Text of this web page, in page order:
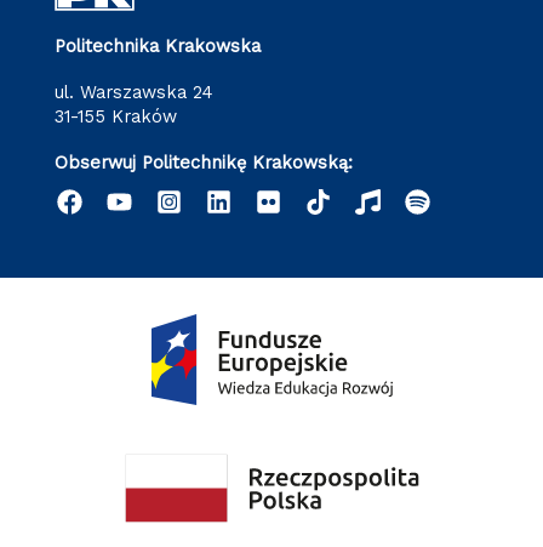
Politechnika Krakowska
ul. Warszawska 24
31-155 Kraków
Obserwuj Politechnikę Krakowską: